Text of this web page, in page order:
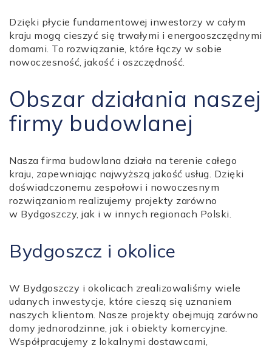
Dzięki płycie fundamentowej inwestorzy w całym
kraju mogą cieszyć się trwałymi i energooszczędnymi
domami. To rozwiązanie, które łączy w sobie
nowoczesność, jakość i oszczędność.
Obszar działania naszej
firmy budowlanej
Nasza firma budowlana działa na terenie całego
kraju, zapewniając najwyższą jakość usług. Dzięki
doświadczonemu zespołowi i nowoczesnym
rozwiązaniom realizujemy projekty zarówno
w Bydgoszczy, jak i w innych regionach Polski.
Bydgoszcz i okolice
W Bydgoszczy i okolicach zrealizowaliśmy wiele
udanych inwestycje, które cieszą się uznaniem
naszych klientom. Nasze projekty obejmują zarówno
domy jednorodzinne, jak i obiekty komercyjne.
Współpracujemy z lokalnymi dostawcami,